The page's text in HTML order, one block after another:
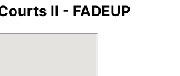
II - FADEUP